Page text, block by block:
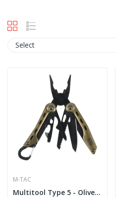
Select
M-TAC
Multitool Type 5 - Olive / Black [M-Tac]